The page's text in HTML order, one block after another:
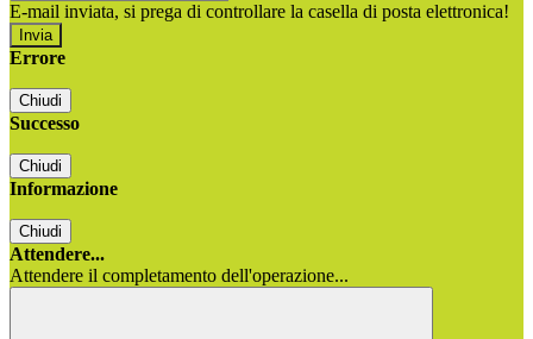
E-mail inviata, si prega di controllare la casella di posta elettronica!
Errore
Chiudi
Successo
Chiudi
Informazione
Chiudi
Attendere...
Attendere il completamento dell'operazione...